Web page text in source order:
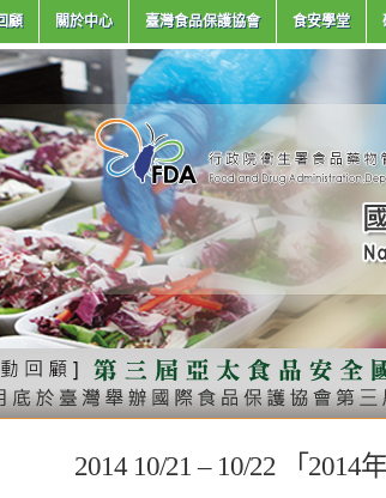
顧 關於中心 臺灣食品保護協會 食安學堂
2014 10/21 – 10/22 「